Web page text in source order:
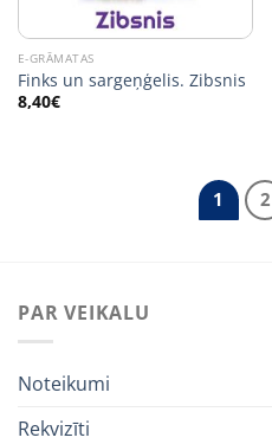
E-GRĀMATAS
Finks un sargeņģelis. Zibsnis
8,40€
1 2
PAR VEIKALU
Noteikumi
Rekvizīti